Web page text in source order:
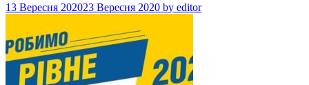
13 Вересня 202023 Вересня 2020 by editor